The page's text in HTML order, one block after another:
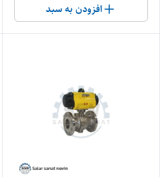
افزودن به سبد